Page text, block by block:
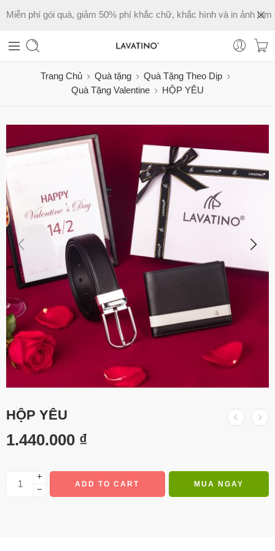
Miễn phí gói quà, giảm 50% phí khắc chữ, khắc hình và in ảnh làm
Trang Chủ Quà tặng
Quà Tặng Theo Dịp
Quà Tặng Valentine
HỘP YÊU
HỘP YÊU
1.440.000 ₫
+
−
ADD TO CART MUA NGAY